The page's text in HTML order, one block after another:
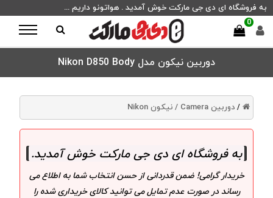
به فروشگاه ای دی جی مارکت خوش آمدید . هواتونو داریم ...
0
دوربین نیکون مدل Nikon D850 Body
/ دوربین Camera / نیکون Nikon
به فروشگاه ای دی جی مارکت خوش آمدید.
خریدار گرامی! ضمن قدردانی از حسن انتخاب شما به اطلاع می
رساند در صورت عدم تمایل می توانید کالای خریداری شده را